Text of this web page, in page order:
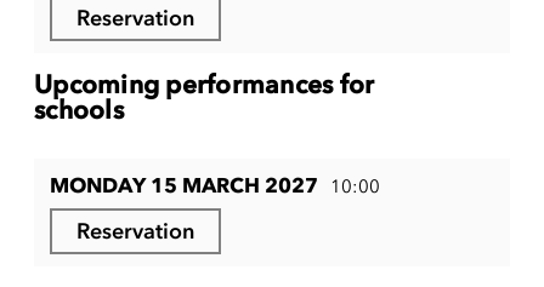
Reservation
Upcoming performances for
schools
MONDAY 15 MARCH 2027 10:00
Reservation